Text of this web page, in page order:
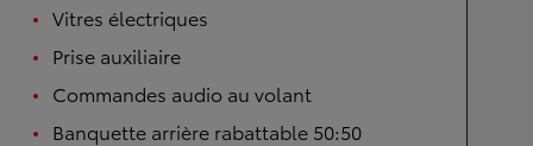
Vitres électriques
Prise auxiliaire
Commandes audio au volant
Banquette arrière rabattable 50:50